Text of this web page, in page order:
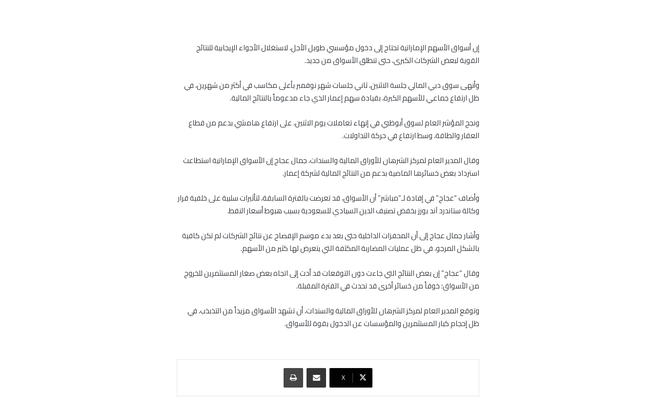
إن أسواق الأسهم الإماراتية تحتاج إلى دخول مؤسسي طويل الأجل، لاستغلال الأجواء الإيجابية للنتائج
القوية لبعض الشركات الكبرى، حتى تنطلق الأسواق من جديد.
وأنهى سوق دبي المالي جلسة الاثنين، ثاني جلسات شهر نوفمبر بأعلى مكاسب في أكثر من شهرين، في
ظل ارتفاع جماعي للأسهم الكبرة، بقيادة سهم إعمار الذي جاء مدعوماً بالنتائج المالية.
ونجح المؤشر العام لسوق أبوظبي في إنهاء تعاملات يوم الاثنين، على ارتفاع هامشي بدعم من قطاع
العقار والطاقة، وسط ارتفاع في حركة التداولات.
وقال المدير العام لمركز الشرهان للأوراق المالية والسندات، جمال عجاج إن الأسواق الإماراتية استطاعت
استرداد بعض خسائرها الماضية بدعم من النتائج المالية لشركة إعمار.
وأضاف “عجاج” في إفادة لـ”مباشر” أن الأسواق، قد تعرضت بالفترة السابقة، لتأثيرات سلبية على خلفية قرار
وكالة ستاندرد آند بورز بخفض تصنيف الدين السيادي للسعودية بسبب هبوط أسعار النفط.
وأشار جمال عجاج إلى أن المحفزات الداخلية حتى بعد بدء موسم الإفصاح عن نتائج الشركات لم تكن كافية
بالشكل المرجو، في ظل عمليات المضاربة المكثفة التي يتعرض لها كثير من الأسهم.
وقال “عجاج” إن بعض النتائج التي جاءت دون التوقعات قد أدت إلى اتجاه بعض صغار المستثمرين للخروج
من الأسواق؛ خوفاً من خسائر أخرى قد تحدث في الفترة المقبلة.
وتوقع المدير العام لمركز الشرهان للأوراق المالية والسندات، أن تشهد الأسواق مزيداً من التذبذب، في
ظل إحجام كبار المستثمرين والمؤسسات عن الدخول بقوة للأسواق.
‫X
مشاركة عبر البريد طباعة